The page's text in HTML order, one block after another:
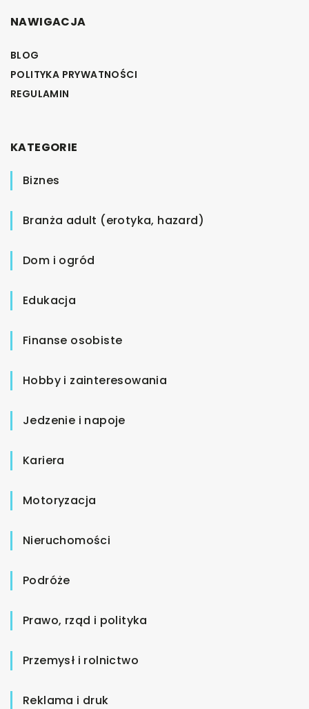
NAWIGACJA
BLOG
POLITYKA PRYWATNOŚCI
REGULAMIN
KATEGORIE
Biznes
Branża adult (erotyka, hazard)
Dom i ogród
Edukacja
Finanse osobiste
Hobby i zainteresowania
Jedzenie i napoje
Kariera
Motoryzacja
Nieruchomości
Podróże
Prawo, rząd i polityka
Przemysł i rolnictwo
Reklama i druk